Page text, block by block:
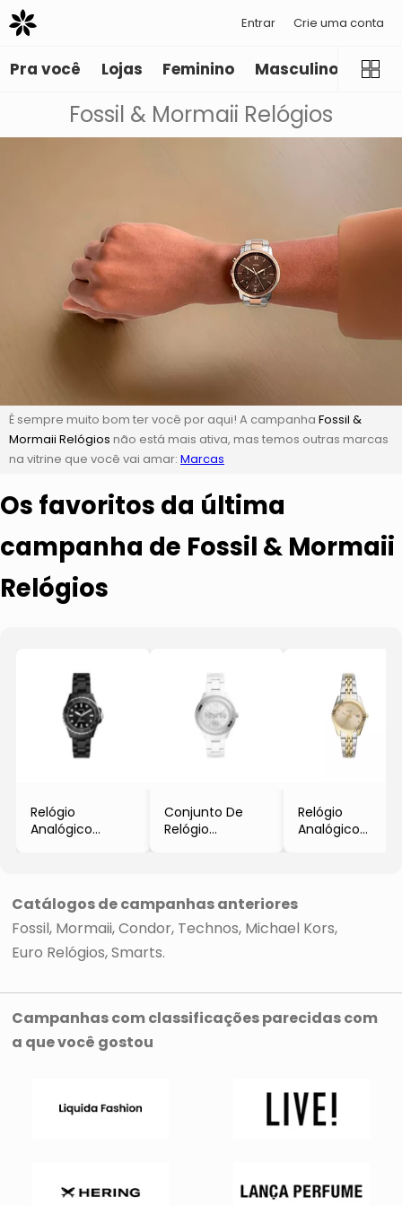
Entrar Crie uma conta
Pra você Lojas Feminino Masculino
Fossil & Mormaii Relógios
É sempre muito bom ter você por aqui! A campanha Fossil &
Mormaii Relógios não está mais ativa, mas temos outras marcas
na vitrine que você vai amar: Marcas
Os favoritos da última
campanha de Fossil & Mormaii
Relógios
Relógio
Analógico
- Fossil
Conjunto De
Relógio
De Brincos
- Rosê Gold &
Cinza Escuro
Relógio
Analógico
Catálogos de campanhas anteriores
Fossil Mormaii Condor Technos Michael Kors
Euro Relógios Smarts
Campanhas com classificações parecidas com
a que você gostou